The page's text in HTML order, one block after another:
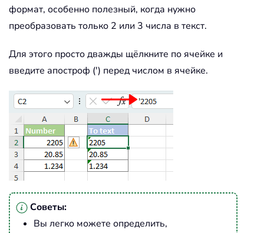
формат, особенно полезный, когда нужно
преобразовать только 2 или 3 числа в текст.
Для этого просто дважды щёлкните по ячейке и
введите апостроф (') перед числом в ячейке.
Советы:
Вы легко можете определить,